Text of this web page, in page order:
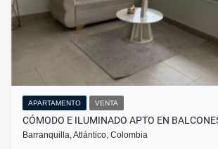
APARTAMENTO VENTA
CÓMODO E ILUMINADO APTO EN
Barranquilla, Atlántico, Colombia